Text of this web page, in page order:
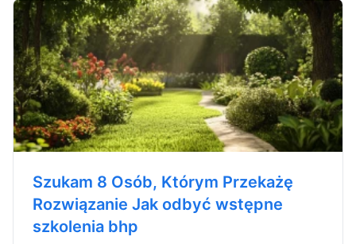
Szukam 8 Osób, Którym Przekażę
Rozwiązanie Jak odbyć wstępne
szkolenia bhp